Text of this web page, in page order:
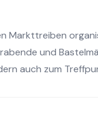
Markttreiben
und
auch zum